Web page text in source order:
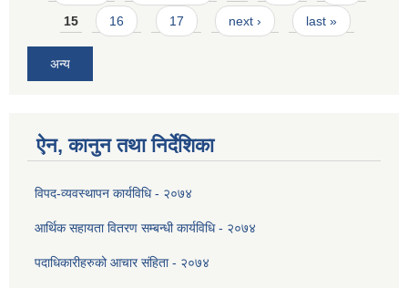
15 16 17 next › last »
अन्य
ऐन, कानुन तथा निर्देशिका
विपद-व्यवस्थापन कार्यविधि - २०७४
आर्थिक सहायता वितरण सम्बन्धी कार्यविधि - २०७४
पदाधिकारीहरुको आचार संहिता - २०७४